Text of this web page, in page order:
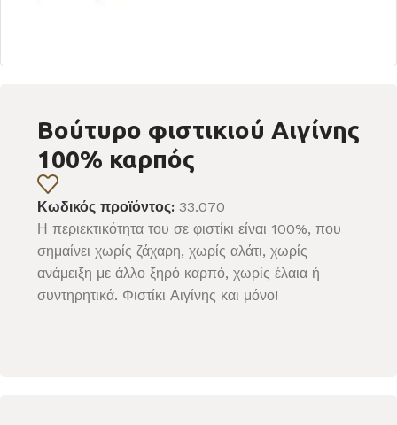
Βούτυρο φιστικιού Αιγίνης
100% καρπός
Κωδικός προϊόντος: 33.070
Η περιεκτικότητα του σε φιστίκι είναι 100%, που
σημαίνει χωρίς ζάχαρη, χωρίς αλάτι, χωρίς
ανάμειξη με άλλο ξηρό καρπό, χωρίς έλαια ή
συντηρητικά. Φιστίκι Αιγίνης και μόνο!